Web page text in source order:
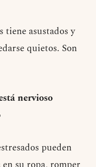
tiene asustados y
quietos. Son
nervioso
pueden